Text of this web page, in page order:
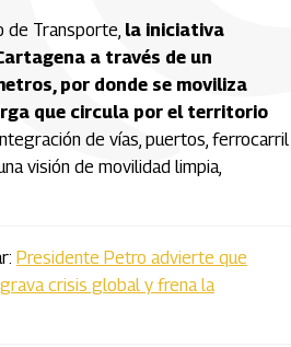
de Transporte, la iniciativa
a través de un
por donde se moviliza
que circula por el territorio
de vías, puertos, ferrocarril
visión de movilidad limpia,
Presidente Petro advierte que
crisis global y frena la